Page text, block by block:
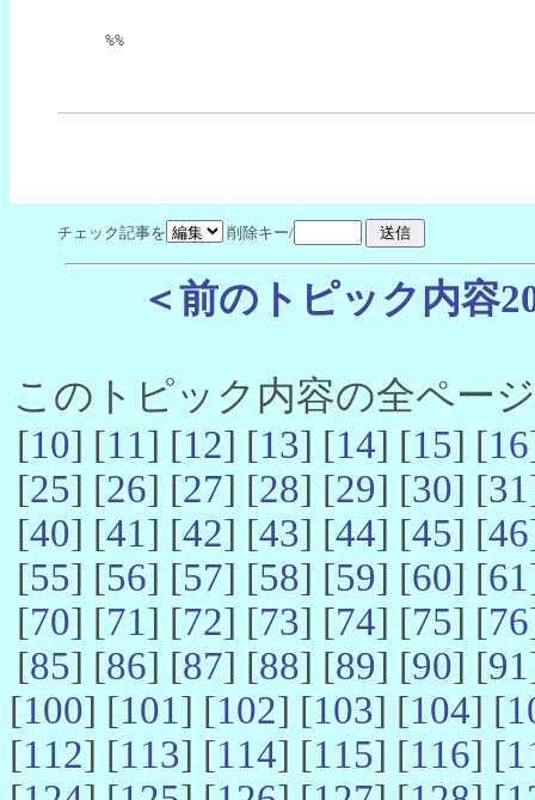
%%
チェック記事を 削除キー/
＜前のトピック内容
このトピック内容の全ペー
[10] [11] [12] [13] [14] [15] [16
[25] [26] [27] [28] [29] [30] [31
[40] [41] [42] [43] [44] [45] [46
[55] [56] [57] [58] [59] [60] [61
[70] [71] [72] [73] [74] [75] [76
[85] [86] [87] [88] [89] [90] [91
[100] [101] [102] [103] [104] [
[112] [113] [114] [115] [116] [